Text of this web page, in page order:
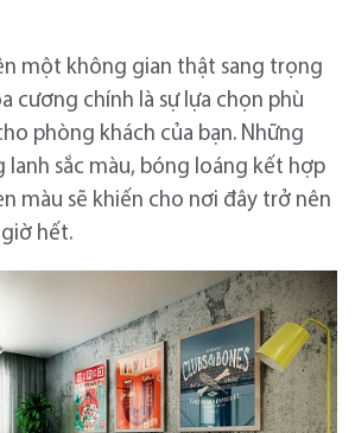
một không gian thật sang trọng
cương chính là sự lựa chọn phù
phòng khách của bạn. Những
sắc màu, bóng loáng kết hợp
màu sẽ khiến cho nơi đây trở nên
hết.